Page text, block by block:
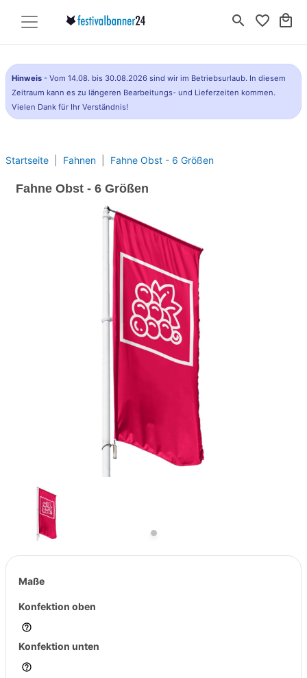
search favorite_border local_mall
Hinweis - Vom 14.08. bis 30.08.2026 sind wir im Betriebsurlaub. In diesem
Zeitraum kann es zu längeren Bearbeitungs- und Lieferzeiten kommen.
Vielen Dank für Ihr Verständnis!
Startseite Fahnen Fahne Obst - 6 Größen
Fahne Obst - 6 Größen
Maße
Konfektion oben
Konfektion unten